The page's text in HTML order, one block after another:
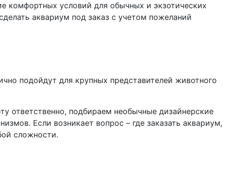
комфортных условий для обычных и экзотических
аквариум под заказ с учетом пожеланий
подойдут для крупных представителей животного
ответственно, подбираем необычные дизайнерские
Если возникает вопрос – где заказать аквариум,
сложности.